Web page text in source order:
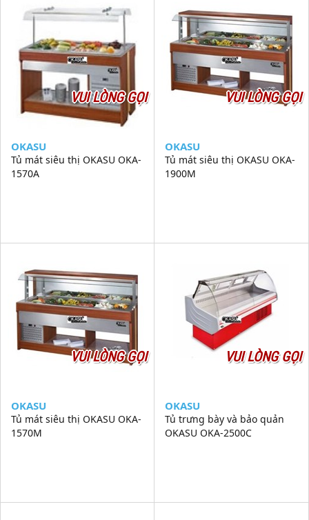
VUI LÒNG GỌI
OKASU
Tủ mát siêu thị OKASU OKA-
1570A
VUI LÒNG GỌI
OKASU
Tủ mát siêu thị OKASU OKA-
1900M
VUI LÒNG GỌI
OKASU
Tủ mát siêu thị OKASU OKA-
1570M
VUI LÒNG GỌI
OKASU
Tủ trưng bày và bảo quản
OKASU OKA-2500C